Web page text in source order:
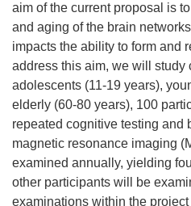
aim of the current proposal is
and aging of the brain
impacts the ability to form and
address this aim, we will study
adolescents (11-19 years),
elderly (60-80 years), 100
repeated cognitive testing and
magnetic resonance imaging
examined annually, yielding
other participants will be